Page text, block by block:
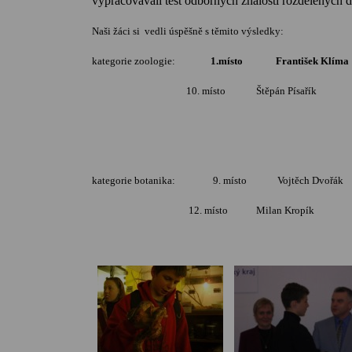
Naši žáci si vedli úspěšně s těmito výsledky:
kategorie zoologie: 1.místo František Klíma
10. místo Štěpán Písařík
kategorie botanika: 9. místo Vojtěch Dvořák
12. místo Milan Kropík